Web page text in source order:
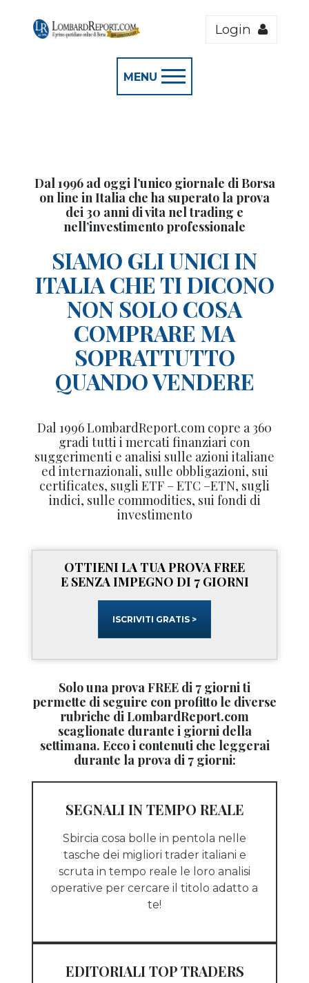
Login
MENU
Dal 1996 ad oggi l’unico giornale di Borsa
on line in Italia che ha superato la prova
dei 30 anni di vita nel trading e
nell’investimento professionale
SIAMO GLI UNICI IN
ITALIA CHE TI DICONO
NON SOLO COSA
COMPRARE MA
SOPRATTUTTO
QUANDO VENDERE
Dal 1996 LombardReport.com copre a 360
gradi tutti i mercati finanziari con
suggerimenti e analisi sulle azioni italiane
ed internazionali, sulle obbligazioni, sui
certificates, sugli ETF – ETC –ETN, sugli
indici, sulle commodities, sui fondi di
investimento
OTTIENI LA TUA PROVA FREE
E SENZA IMPEGNO DI 7 GIORNI
ISCRIVITI GRATIS >
Solo una prova FREE di 7 giorni ti
permette di seguire con profitto le diverse
rubriche di LombardReport.com
scaglionate durante i giorni della
settimana. Ecco i contenuti che leggerai
durante la prova di 7 giorni:
SEGNALI IN TEMPO REALE
Sbircia cosa bolle in pentola nelle
tasche dei migliori trader italiani e
scruta in tempo reale le loro analisi
operative per cercare il titolo adatto a
te!
EDITORIALI TOP TRADERS